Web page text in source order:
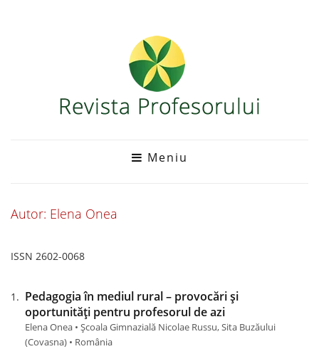
Meniu
Autor: Elena Onea
ISSN 2602-0068
Pedagogia în mediul rural – provocări și
oportunități pentru profesorul de azi
Elena Onea • Școala Gimnazială Nicolae Russu, Sita Buzăului
(Covasna) • România